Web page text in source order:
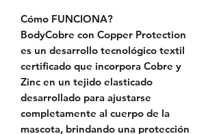
Cómo FUNCIONA?
BodyCobre con Copper Protection
es un desarrollo tecnológico textil
certificado que incorpora Cobre y
Zinc en un tejido elasticado
desarrollado para ajustarse
completamente al cuerpo de la
mascota, brindando una protección